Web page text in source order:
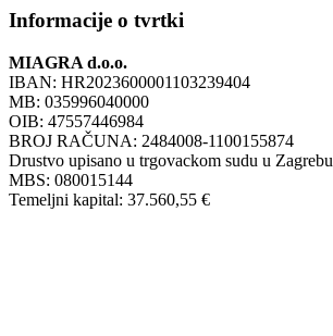
Informacije o tvrtki
MIAGRA d.o.o.
IBAN: HR2023600001103239404
MB: 035996040000
OIB: 47557446984
BROJ RAČUNA: 2484008-1100155874
Drustvo upisano u trgovackom sudu u Zagrebu
MBS: 080015144
Temeljni kapital: 37.560,55 €